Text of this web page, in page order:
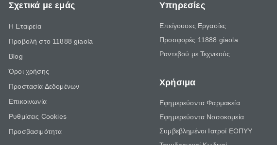
Σχετικά με εμάς
Η Εταιρεία
Προβολή στο 11888 giaola
Blog
Όροι χρήσης
Προστασία Δεδομένων
Επικοινωνία
Ρυθμίσεις Cookies
Προσβασιμότητα
Υπηρεσίες
Επείγουσες Εργασίες
Προσφορές 11888 giaola
Ραντεβού με Τεχνικούς
Χρήσιμα
Εφημερεύοντα Φαρμακεία
Εφημερεύοντα Νοσοκομεία
Συμβεβλημένοι Ιατροί ΕΟΠΥΥ